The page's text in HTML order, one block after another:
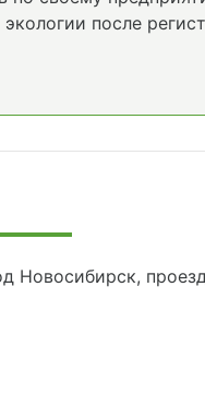
после
Новосибирск,